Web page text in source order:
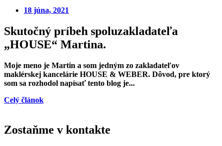
18 júna, 2021
Skutočný príbeh spoluzakladateľa
„HOUSE“ Martina.
Moje meno je Martin a som jedným zo zakladateľov
maklérskej kancelárie HOUSE & WEBER. Dôvod, pre ktorý
som sa rozhodol napísať tento blog je...
Celý článok
Zostaňme v kontakte